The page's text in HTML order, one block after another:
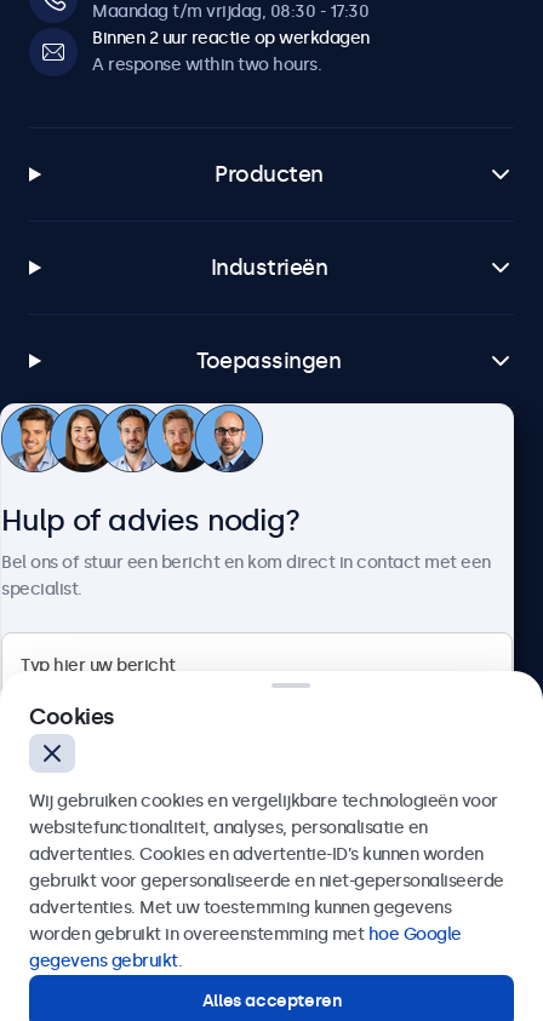
Maandag t/m vrijdag, 08:30 - 17:30
Binnen 2 uur reactie op werkdagen
A response within two hours.
Producten
Industrieën
Toepassingen
Klantenservice
4.8/5 door 5000+ bedrijven
Nederlands
Hulp of advies nodig?
Bel ons of stuur een bericht en kom direct in contact met een
specialist.
Verzenden
Of bel ons op
Hulp of advies nodig?
Cookies
Wij gebruiken cookies en vergelijkbare technologieën voor
websitefunctionaliteit, analyses, personalisatie en
advertenties. Cookies en advertentie-ID’s kunnen worden
gebruikt voor gepersonaliseerde en niet-gepersonaliseerde
advertenties. Met uw toestemming kunnen gegevens
worden gebruikt in overeenstemming met hoe Google
gegevens gebruikt.
Alles accepteren